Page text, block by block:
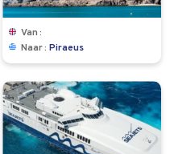
Van
Naar
Piraeus